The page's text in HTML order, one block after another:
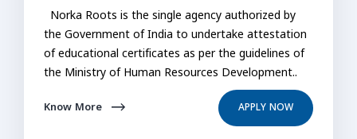
Norka Roots is the single agency authorized by
the Government of India to undertake attestation
of educational certificates as per the guidelines of
the Ministry of Human Resources Development..
Know More APPLY NOW